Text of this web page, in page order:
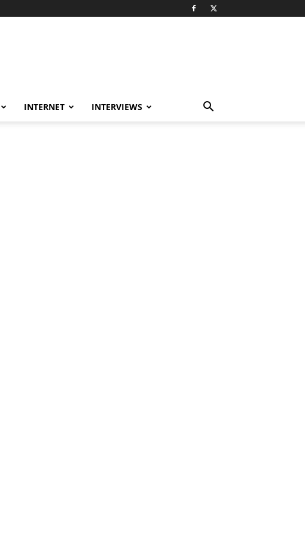
INTERNET INTERVIEWS